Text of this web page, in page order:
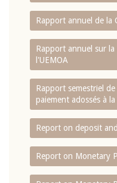
Rapport annuel de la
Rapport annuel sur
l'UEMOA
Rapport semestriel
paiement adossés à
Report on deposit
Report on Monetary